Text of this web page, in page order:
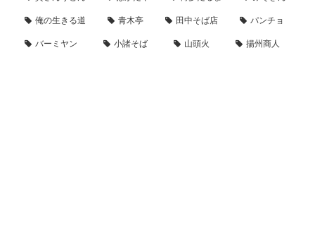
俺の生きる道 青木亭 田中そば店 パンチョ
バーミヤン 小諸そば 山頭火 揚州商人